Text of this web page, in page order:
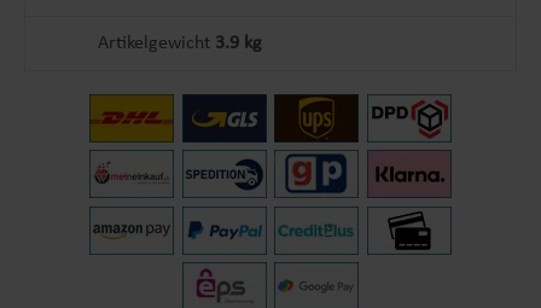
Artikelgewicht 3.9 kg